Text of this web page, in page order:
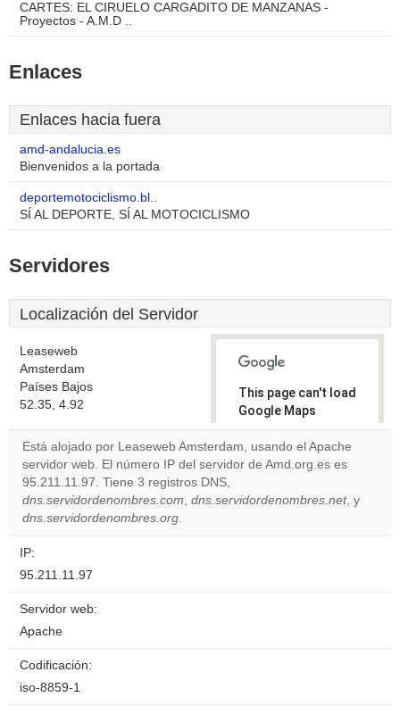
CARTES: EL CIRUELO CARGADITO DE MANZANAS -
Proyectos - A.M.D ..
Enlaces
Enlaces hacia fuera
amd-andalucia.es
Bienvenidos a la portada
deportemotociclismo.bl..
SÍ AL DEPORTE, SÍ AL MOTOCICLISMO
Servidores
Localización del Servidor
Leaseweb
Amsterdam
Países Bajos
52.35, 4.92
This page can't load
Google Maps
correctly.
Do you
website?
Está alojado por Leaseweb Amsterdam, usando el Apache
servidor web. El número IP del servidor de Amd.org.es es
95.211.11.97. Tiene 3 registros DNS,
dns.servidordenombres.com, dns.servidordenombres.net, y
dns.servidordenombres.org.
IP:
95.211.11.97
Servidor web:
Apache
Codificación:
iso-8859-1